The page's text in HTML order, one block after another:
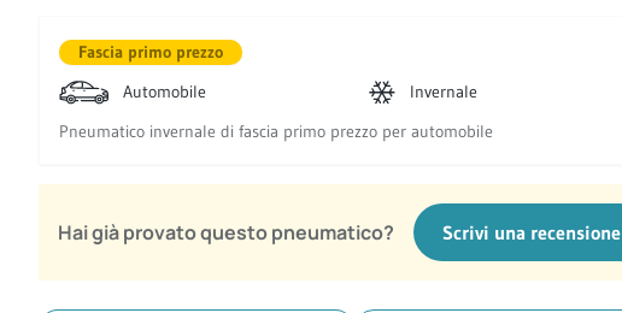
Fascia primo prezzo
Automobile
Invernale
Pneumatico invernale di fascia primo prezzo per automobile
Hai già provato questo pneumatico? Scrivi una recensione